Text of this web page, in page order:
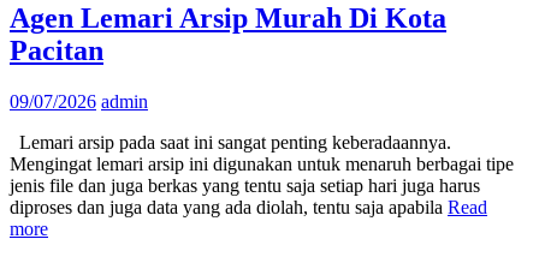
Agen Lemari Arsip Murah Di Kota
Pacitan
09/07/2026 admin
Lemari arsip pada saat ini sangat penting keberadaannya.
Mengingat lemari arsip ini digunakan untuk menaruh berbagai tipe
jenis file dan juga berkas yang tentu saja setiap hari juga harus
diproses dan juga data yang ada diolah, tentu saja apabila Read
more